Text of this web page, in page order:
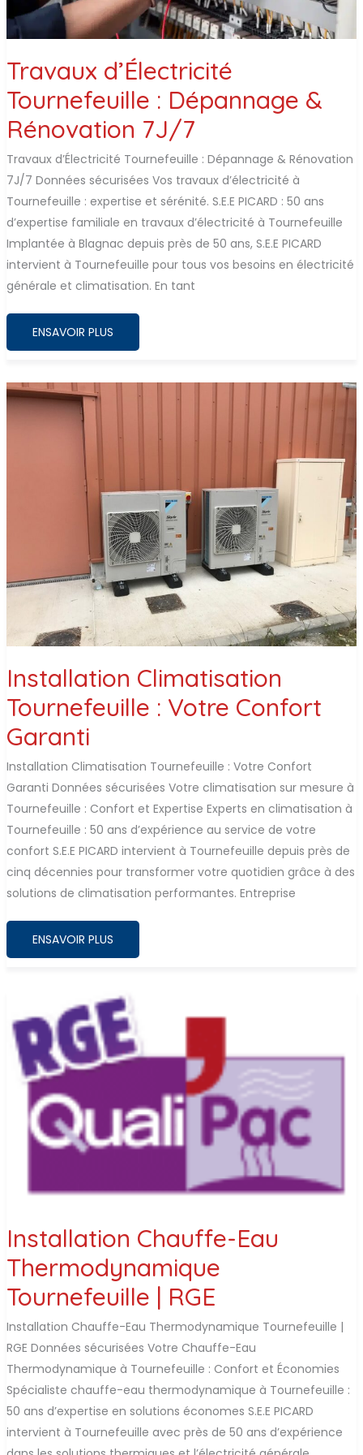
Travaux d’Électricité
Tournefeuille : Dépannage &
Rénovation 7J/7
Travaux d’Électricité Tournefeuille : Dépannage & Rénovation
7J/7 Données sécurisées Vos travaux d’électricité à
Tournefeuille : expertise et sérénité. S.E.E PICARD : 50 ans
d’expertise familiale en travaux d’électricité à Tournefeuille
Implantée à Blagnac depuis près de 50 ans, S.E.E PICARD
intervient à Tournefeuille pour tous vos besoins en électricité
générale et climatisation. En tant
TRAVAUX
TOURNEFEUILLE
&
RÉNOVATION
7J/7
ENSAVOIR PLUS
Installation Climatisation
Tournefeuille : Votre Confort
Garanti
Installation Climatisation Tournefeuille : Votre Confort
Garanti Données sécurisées Votre climatisation sur mesure à
Tournefeuille : Confort et Expertise Experts en climatisation à
Tournefeuille : 50 ans d’expérience au service de votre
confort S.E.E PICARD intervient à Tournefeuille depuis près de
cinq décennies pour transformer votre quotidien grâce à des
solutions de climatisation performantes. Entreprise
INSTALLATION
TOURNEFEUILLE
GARANTI
ENSAVOIR PLUS
Installation Chauffe-Eau
Thermodynamique
Tournefeuille | RGE
Installation Chauffe-Eau Thermodynamique Tournefeuille |
RGE Données sécurisées Votre Chauffe-Eau
Thermodynamique à Tournefeuille : Confort et Économies
Spécialiste chauffe-eau thermodynamique à Tournefeuille :
50 ans d’expertise en solutions économes S.E.E PICARD
intervient à Tournefeuille avec près de 50 ans d’expérience